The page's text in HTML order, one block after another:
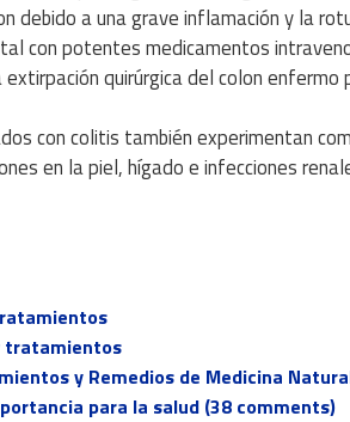
debido a una grave inflamación y la
con potentes medicamentos
quirúrgica del colon
con colitis también experimentan
en la piel, hígado e infecciones
tratamientos
y Remedios de Medicina
para la salud (38 comments)